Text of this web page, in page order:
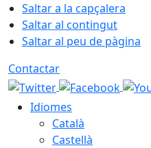
Saltar a la capçalera
Saltar al contingut
Saltar al peu de pàgina
Contactar
Idiomes
Català
Castellà